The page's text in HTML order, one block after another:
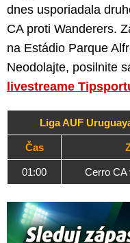
dnes usporiadala
CA proti Wanderers.
na Estádio Parque
Neodolajte, posilnite
livestreame
Liga AUF
Čas
01:00 Cerro CA